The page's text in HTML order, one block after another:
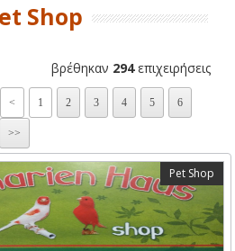
Shop
βρέθηκαν 294επιχειρήσεις
< 1 2 3 4 5 6
>>
Pet Shop